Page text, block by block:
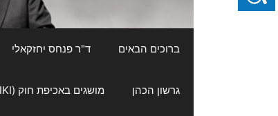
ברוכים הבאים ד"ר פנחס יחזקאלי
גרשון הכהן מושגים באכיפת חוק (WIKI)